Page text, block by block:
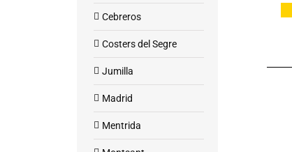
Cebreros
Costers del Segre
Jumilla
Madrid
Mentrida